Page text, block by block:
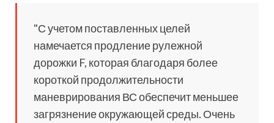
"С учетом поставленных целей
намечается продление рулежной
дорожки F, которая благодаря более
короткой продолжительности
маневрирования ВС обеспечит меньшее
загрязнение окружающей среды. Очень